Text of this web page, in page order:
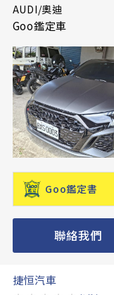
AUDI/奧迪
Goo鑑定車
Goo鑑定書
聯絡我們
捷恒汽車